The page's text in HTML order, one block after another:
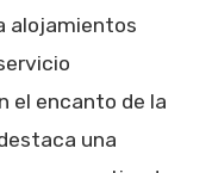
alojamientos
el encanto de la
una